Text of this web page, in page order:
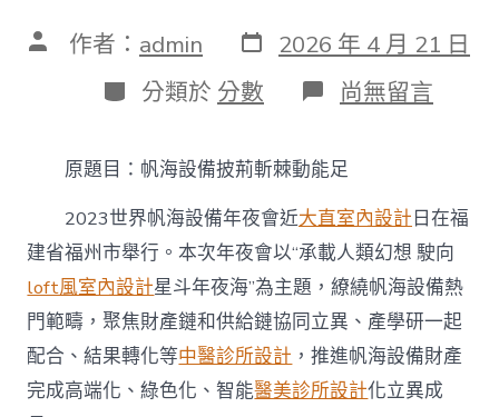
文 作者： admin 發
表
日
期
2026 年 4 月 21 日
分
類
分類於 分數 在
〈帆
設
備
披
荊
斬
棘
動
JIUYI
俱
意
翻
修
尚無留言
原題目：帆海設備披荊斬棘動能足
2023世界帆海設備年夜會近大直室內設計日在福
建省福州市舉行。本次年夜會以“承載人類幻想 駛向
loft風室內設計星斗年夜海”為主題，繚繞帆海設備熱
門範疇，聚焦財產鏈和供給鏈協同立異、產學研一起
配合、結果轉化等中醫診所設計 ，推進帆海設備財產
完成高端化、綠色化、智能醫美診所設計化立異成